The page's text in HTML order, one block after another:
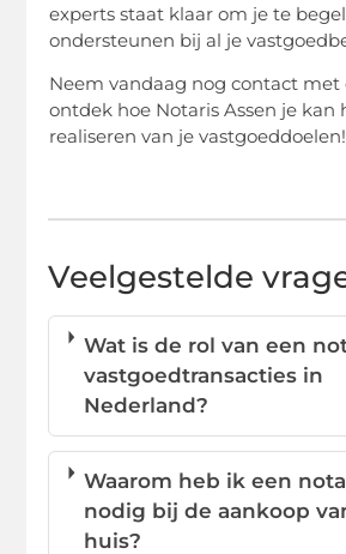
experts staat klaar om je te
ondersteunen bij al je
Neem vandaag nog contact met
ontdek hoe Notaris Assen je kan
realiseren van je vastgoeddoelen!
Veelgestelde
Wat is de rol van een
vastgoedtransacties in
Nederland?
Waarom heb ik een
nodig bij de aankoop
huis?